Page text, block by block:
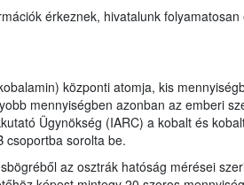
érkeznek, hivatalunk
központi atomja, kis
mennyiségben azonban az emberi
Ügynökség (IARC) a kobalt és
csoportba sorolta be.
az osztrák hatóság mérései